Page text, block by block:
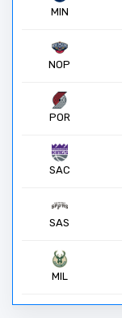
MIN
NOP
POR
SAC
SAS
MIL